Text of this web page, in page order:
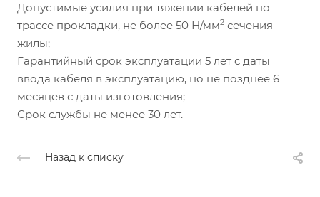
Допустимые усилия при тяжении кабелей по
трассе прокладки, не более 50 Н/мм2 сечения
жилы;
Гарантийный срок эксплуатации 5 лет с даты
ввода кабеля в эксплуатацию, но не позднее 6
месяцев с даты изготовления;
Срок службы не менее 30 лет.
Назад к списку